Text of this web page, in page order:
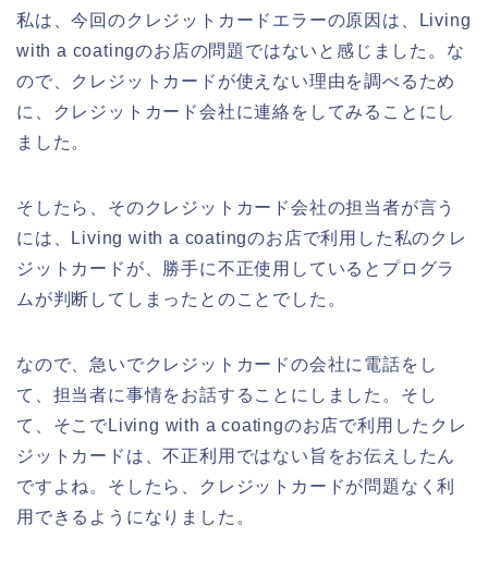
私は、今回のクレジットカードエラーの原因は、Living
with a coatingのお店の問題ではないと感じました。な
ので、クレジットカードが使えない理由を調べるため
に、クレジットカード会社に連絡をしてみることにし
ました。
そしたら、そのクレジットカード会社の担当者が言う
には、Living with a coatingのお店で利用した私のクレ
ジットカードが、勝手に不正使用しているとプログラ
ムが判断してしまったとのことでした。
なので、急いでクレジットカードの会社に電話をし
て、担当者に事情をお話することにしました。そし
て、そこでLiving with a coatingのお店で利用したクレ
ジットカードは、不正利用ではない旨をお伝えしたん
ですよね。そしたら、クレジットカードが問題なく利
用できるようになりました。